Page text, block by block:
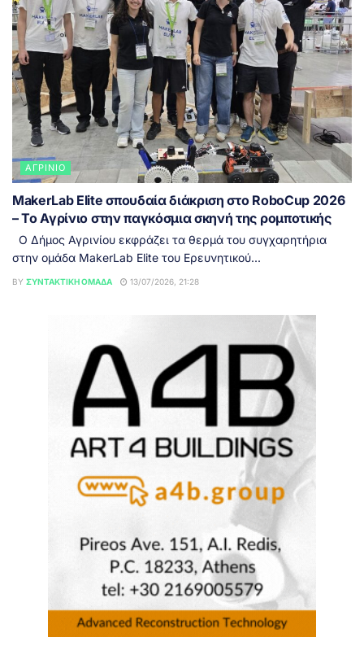
ΑΓΡΊΝΙΟ
MakerLab Elite σπουδαία διάκριση στο RoboCup 2026
– Το Αγρίνιο στην παγκόσμια σκηνή της ρομποτικής
Ο Δήμος Αγρινίου εκφράζει τα θερμά του συγχαρητήρια
στην ομάδα MakerLab Elite του Ερευνητικού...
BY ΣΥΝΤΑΚΤΙΚΉ ΟΜΆΔΑ 13/07/2026, 21:28